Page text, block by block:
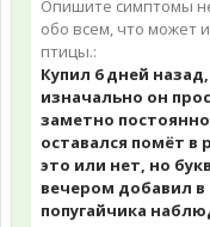
Опишите симптомы
обо всем, что может
птицы.:
Купил 6 дней
изначально он
заметно
оставался помёт в
это или нет, но
вечером добавил в
попугайчика